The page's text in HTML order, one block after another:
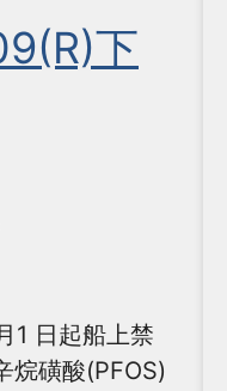
下
1 日起船上禁
烷磺酸(PFOS)